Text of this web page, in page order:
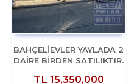
BAHÇELİEVLER YAYLADA 2
DAİRE BİRDEN SATILIKTIR.
TL 15,350,000